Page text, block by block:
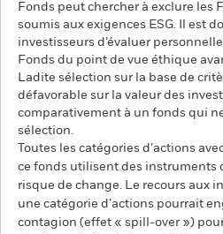
Fonds peut chercher à exclure les
soumis aux exigences ESG. Il est
investisseurs d’évaluer
Fonds du point de vue éthique
Ladite sélection sur la base de
défavorable sur la valeur des
comparativement à un fonds qui
sélection.
Toutes les catégories d’actions
ce fonds utilisent des instruments
risque de change. Le recours aux
une catégorie d’actions pourrait
contagion (effet « spill-over »)